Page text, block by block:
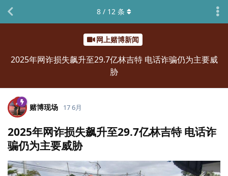
网上赌博新闻
2025年网诈损失飙升至29.7亿林吉特 电话诈骗仍为主要威
胁
8 / 12 条
赌博现场 17 6月
2025年网诈损失飙升至29.7亿林吉特 电话诈
骗仍为主要威胁